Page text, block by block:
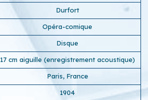
Durfort
Opéra-comique
Disque
17 cm aiguille (enregistrement acoustique)
Paris, France
1904